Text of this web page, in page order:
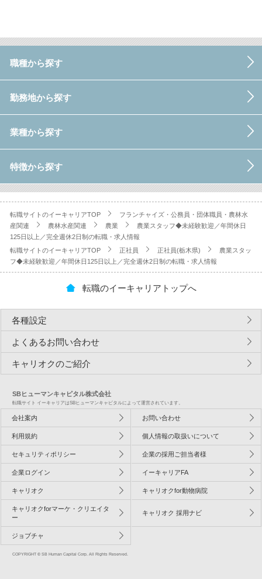
職種から探す
勤務地から探す
業種から探す
特徴から探す
転職サイトのイーキャリアTOP
フランチャイズ・公務員・団体職員・農林水
産関連
農林水産関連 農業
農業スタッフ◆未経験歓迎／年間休日
125日以上／完全週休2日制の転職・求人情報
転職サイトのイーキャリアTOP
正社員 正社員(栃木県)
農業スタッ
フ◆未経験歓迎／年間休日125日以上／完全週休2日制の転職・求人情報
転職のイーキャリアトップへ
各種設定
よくあるお問い合わせ
キャリオクのご紹介
SBヒューマンキャピタル株式会社
転職サイト イーキャリアはSBヒューマンキャピタルによって運営されています。
会社案内 お問い合わせ
利用規約 個人情報の取扱いについて
セキュリティポリシー 企業の採用ご担当者様
企業ログイン イーキャリアFA
キャリオク キャリオクfor動物病院
キャリオクforマーケ・クリエイタ
ー
キャリオク 採用ナビ
ジョブチャ
COPYRIGHT © SB Human Capital Corp. All Rights Reserved.